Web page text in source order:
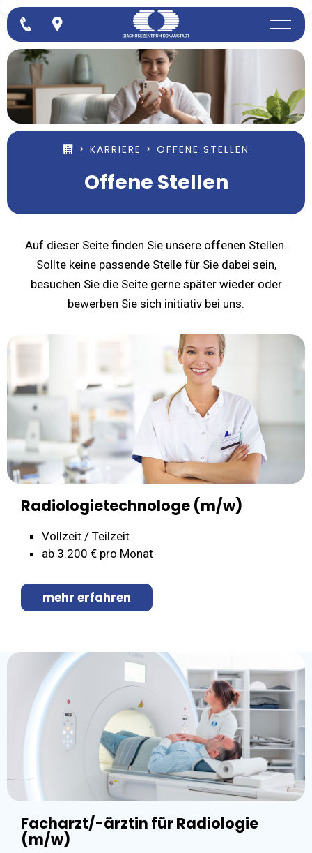
> KARRIERE > OFFENE STELLEN
Offene Stellen
Auf dieser Seite finden Sie unsere offenen Stellen.
Sollte keine passende Stelle für Sie dabei sein,
besuchen Sie die Seite gerne später wieder oder
bewerben Sie sich initiativ bei uns.
Radiologietechnologe (m/w)
Vollzeit / Teilzeit
ab 3.200 € pro Monat
mehr erfahren
Facharzt/-ärztin für Radiologie
(m/w)